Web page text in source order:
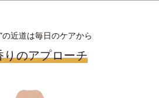
の近道は毎日のケアから
りのアプローチ